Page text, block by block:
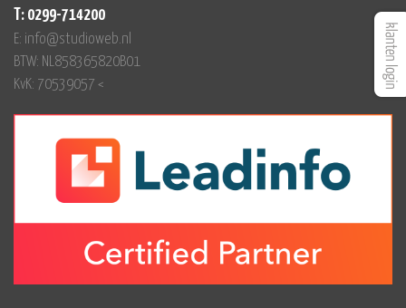
T: 0299-714200
E: info@studioweb.nl
BTW: NL858365820B01
KvK: 70539057 <